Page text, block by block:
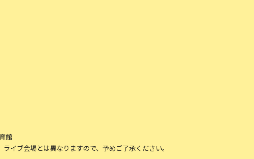
館
イブ会場とは異なりますので、予めご了承ください。